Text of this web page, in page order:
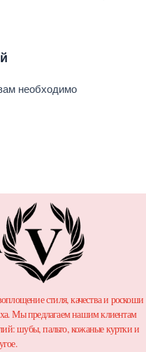
необходимо
стиля, качества и роскоши
Мы предлагаем нашим клиентам
шубы, пальто, кожаные куртки и